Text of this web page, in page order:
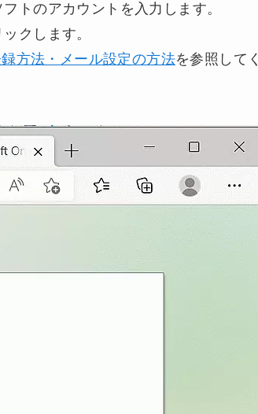
トのアカウントを入力します。
クします。
方法・メール設定の方法を参照してく